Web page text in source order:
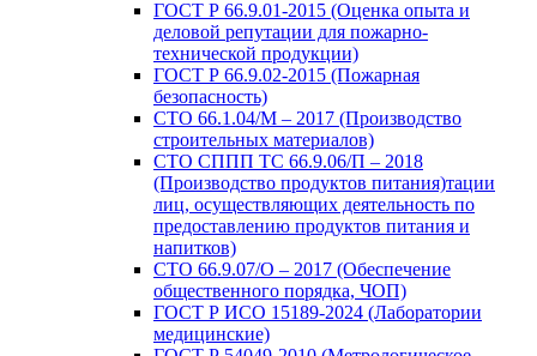
ГОСТ Р 66.9.01-2015 (Оценка опыта и
деловой репутации для пожарно-
технической продукции)
ГОСТ Р 66.9.02-2015 (Пожарная
безопасность)
СТО 66.1.04/М – 2017 (Производство
строительных материалов)
СТО СППП ТС 66.9.06/П – 2018
(Производство продуктов питания)тации
лиц, осуществляющих деятельность по
предоставлению продуктов питания и
напитков)
СТО 66.9.07/О – 2017 (Обеспечение
общественного порядка, ЧОП)
ГОСТ Р ИСО 15189-2024 (Лаборатории
медицинские)